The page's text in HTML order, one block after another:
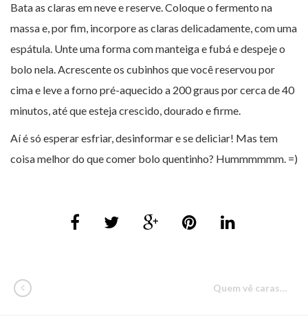
Bata as claras em neve e reserve. Coloque o fermento na
massa e, por fim, incorpore as claras delicadamente, com uma
espátula. Unte uma forma com manteiga e fubá e despeje o
bolo nela. Acrescente os cubinhos que você reservou por
cima e leve a forno pré-aquecido a 200 graus por cerca de 40
minutos, até que esteja crescido, dourado e firme.
Aí é só esperar esfriar, desinformar e se deliciar! Mas tem
coisa melhor do que comer bolo quentinho? Hummmmmm. =)
Quem vê caras…